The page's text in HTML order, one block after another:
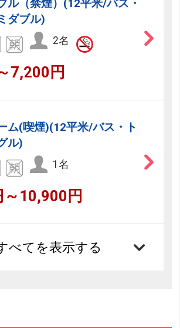
ル（禁煙）(12平米/バス・
ダブル)
2名
7,200円
ム(喫煙)(12平米/バス・ト
ル)
1名
10,900円
べてを表示する